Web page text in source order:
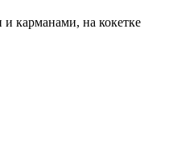
карманами, на кокетке